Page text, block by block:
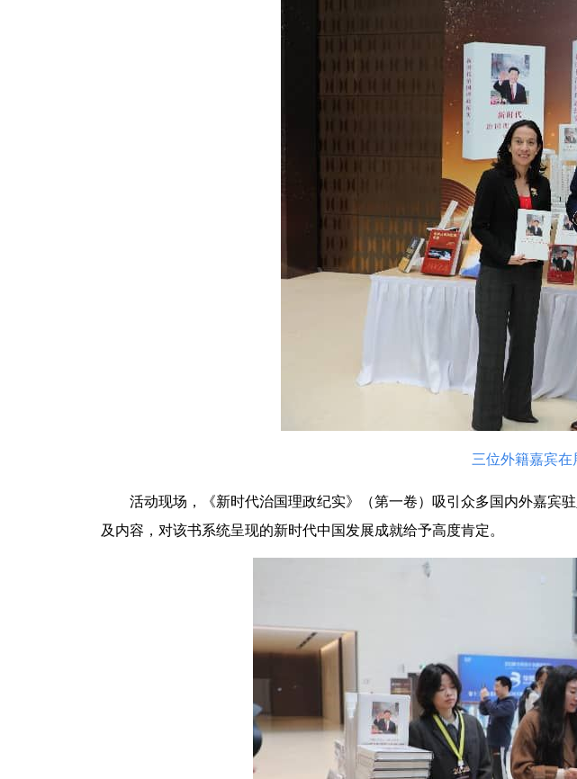
三位外籍嘉宾
活动现场，《新时代治国理政纪实》（第一卷）吸引众多国内外嘉宾
及内容，对该书系统呈现的新时代中国发展成就给予高度肯定。